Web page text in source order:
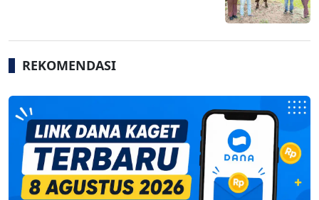
REKOMENDASI